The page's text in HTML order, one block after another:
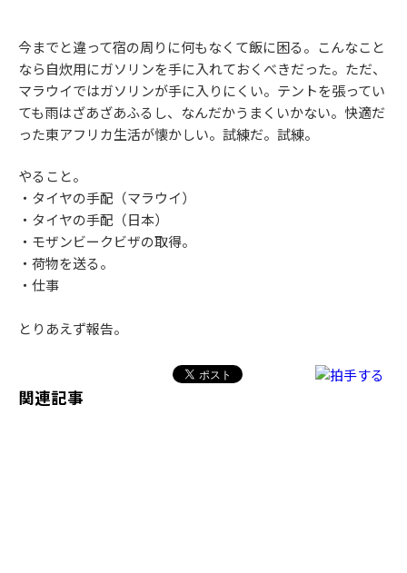
今までと違って宿の周りに何もなくて飯に困る。こんなこと
なら自炊用にガソリンを手に入れておくべきだった。ただ、
マラウイではガソリンが手に入りにくい。テントを張ってい
ても雨はざあざあふるし、なんだかうまくいかない。快適だ
った東アフリカ生活が懐かしい。試練だ。試練。
やること。
・タイヤの手配（マラウイ）
・タイヤの手配（日本）
・モザンビークビザの取得。
・荷物を送る。
・仕事
とりあえず報告。
関連記事